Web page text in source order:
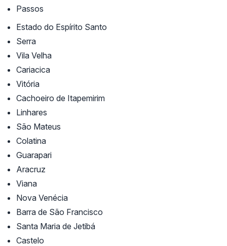
Passos
Estado do Espírito Santo
Serra
Vila Velha
Cariacica
Vitória
Cachoeiro de Itapemirim
Linhares
São Mateus
Colatina
Guarapari
Aracruz
Viana
Nova Venécia
Barra de São Francisco
Santa Maria de Jetibá
Castelo